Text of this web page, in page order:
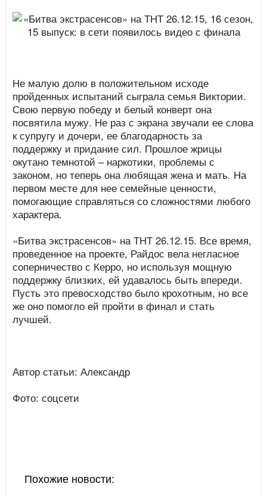
Не малую долю в положительном исходе
пройденных испытаний сыграла семья Виктории.
Свою первую победу и белый конверт она
посвятила мужу. Не раз с экрана звучали ее слова
к супругу и дочери, ее благодарность за
поддержку и придание сил. Прошлое жрицы
окутано темнотой – наркотики, проблемы с
законом, но теперь она любящая жена и мать. На
первом месте для нее семейные ценности,
помогающие справляться со сложностями любого
характера.
«Битва экстрасенсов» на ТНТ 26.12.15. Все время,
проведенное на проекте, Райдос вела негласное
соперничество с Керро, но используя мощную
поддержку близких, ей удавалось быть впереди.
Пусть это превосходство было крохотным, но все
же оно помогло ей пройти в финал и стать
лучшей.
Автор статьи: Александр
Фото: соцсети
Похожие новости: